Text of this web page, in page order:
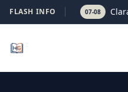
FLASH INFO 07-08